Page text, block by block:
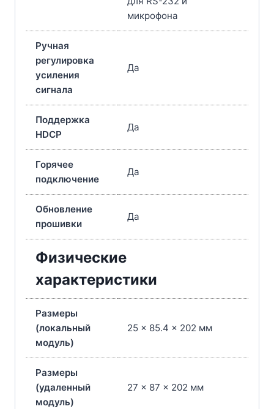
микрофона
Ручная
регулировка
усиления
сигнала
Да
Поддержка
HDCP
Да
Горячее
подключение
Да
Обновление
прошивки
Да
Физические
характеристики
Размеры
(локальный
модуль)
25 x 85.4 x 202 мм
Размеры
(удаленный
модуль)
27 x 87 x 202 мм